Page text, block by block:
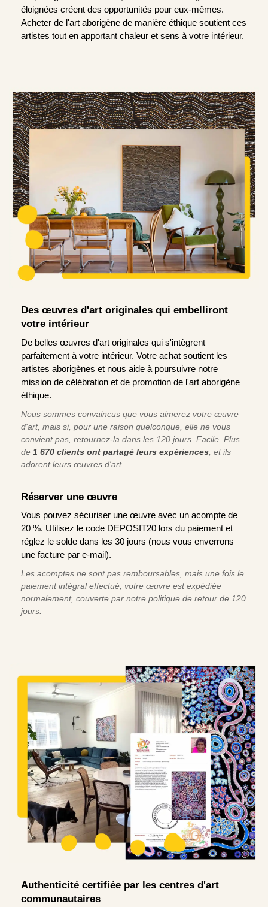
éloignées créent des opportunités pour eux-mêmes.
Acheter de l'art aborigène de manière éthique soutient ces
artistes tout en apportant chaleur et sens à votre intérieur.
Des œuvres d'art originales qui embelliront
votre intérieur
De belles œuvres d'art originales qui s'intègrent
parfaitement à votre intérieur. Votre achat soutient les
artistes aborigènes et nous aide à poursuivre notre
mission de célébration et de promotion de l'art aborigène
éthique.
Nous sommes convaincus que vous aimerez votre œuvre
d'art, mais si, pour une raison quelconque, elle ne vous
convient pas, retournez-la dans les 120 jours. Facile. Plus
de 1 670 clients ont partagé leurs expériences , et ils
adorent leurs œuvres d'art.
Réserver une œuvre
Vous pouvez sécuriser une œuvre avec un acompte de
20 %. Utilisez le code DEPOSIT20 lors du paiement et
réglez le solde dans les 30 jours (nous vous enverrons
une facture par e-mail).
Les acomptes ne sont pas remboursables, mais une fois le
paiement intégral effectué, votre œuvre est expédiée
normalement, couverte par notre politique de retour de 120
jours.
Authenticité certifiée par les centres d'art
communautaires